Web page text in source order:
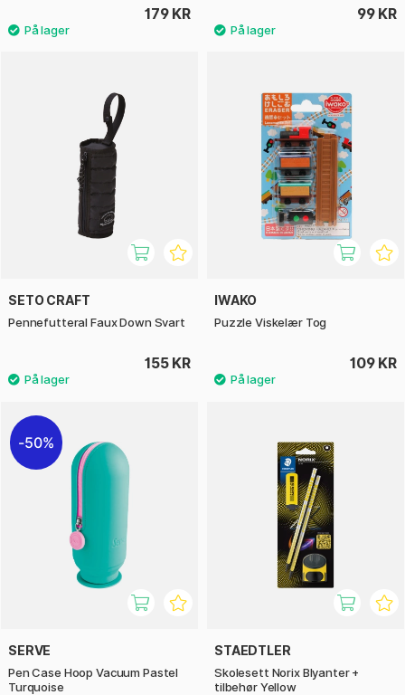
179 KR 99 KR
SETO CRAFT
Pennefutteral Faux Down Svart
155 KR
IWAKO
Puzzle Viskelær Tog
109 KR
50%
SERVE
Pen Case Hoop Vacuum Pastel
Turquoise
STAEDTLER
Skolesett Norix Blyanter +
tilbehør Yellow